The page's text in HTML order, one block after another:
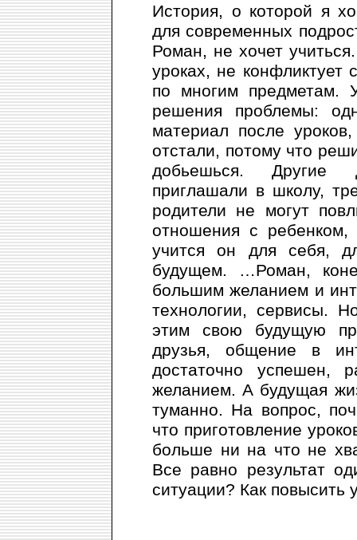
История, о которой я
для современных
Роман, не хочет
уроках, не конфликтует
по многим предметам.
решения проблемы:
материал после
отстали, потому что
добьешься. Другие
приглашали в школу,
родители не могут
отношения с ребенком,
учится он для себя,
будущем. …Роман,
большим желанием и
технологии, сервисы.
этим свою будущую
друзья, общение в
достаточно успешен,
желанием. А будущая
туманно. На вопрос,
что приготовление
больше ни на что не
Все равно результат
ситуации? Как повысить